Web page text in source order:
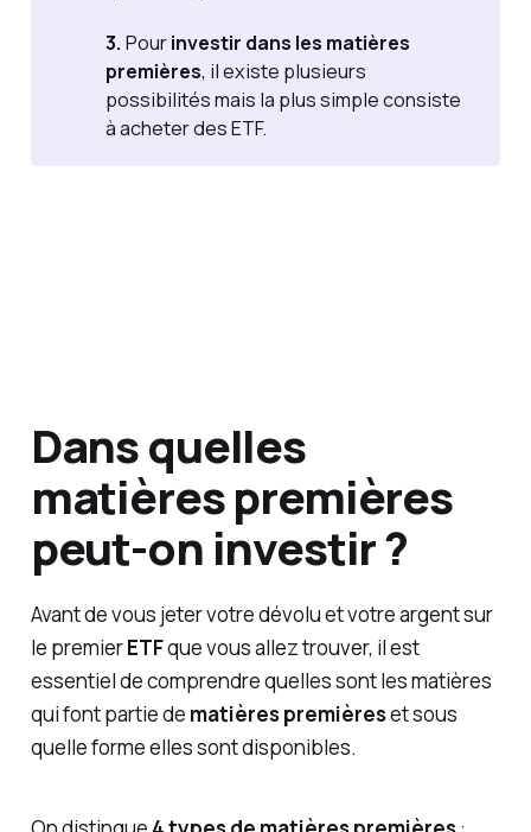
3. Pourinvestir dans les matières
premières, il existe plusieurs
possibilités mais la plus simple consiste
à acheter des ETF.
Dans quelles
matières premières
peut-on investir ?
Avant de vous jeter votre dévolu et votre argent sur
le premierETFque vous allez trouver, il est
essentiel de comprendre quelles sont les matières
qui font partie de matières premièreset sous
quelle forme elles sont disponibles.